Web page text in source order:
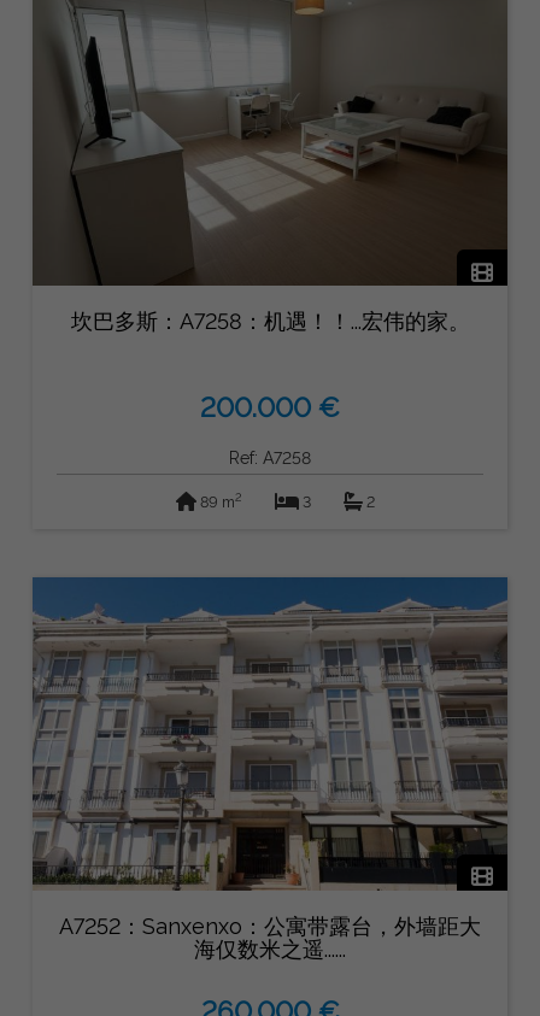
坎巴多斯：A7258：机遇！！...宏伟的家。
200.000 €
Ref: A7258
89 m2 3 2
A7252：Sanxenxo：公寓带露台，外墙距大
海仅数米之遥......